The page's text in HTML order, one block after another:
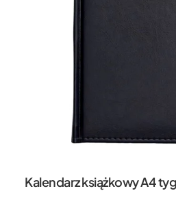
Kalendarz książkowy A4